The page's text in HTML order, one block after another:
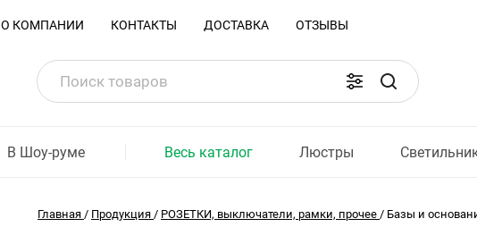
О КОМПАНИИ КОНТАКТЫ ДОСТАВКА ОТЗЫВЫ
В Шоу-руме Весь каталог Люстры
Главная / Продукция / РОЗЕТКИ, выключатели, рамки, прочее / Базы и